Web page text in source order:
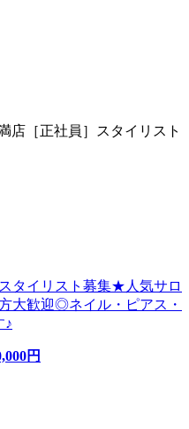
店［正社員］スタイリスト
タイリスト募集★人気サロ
大歓迎◎ネイル・ピアス・
♪
円